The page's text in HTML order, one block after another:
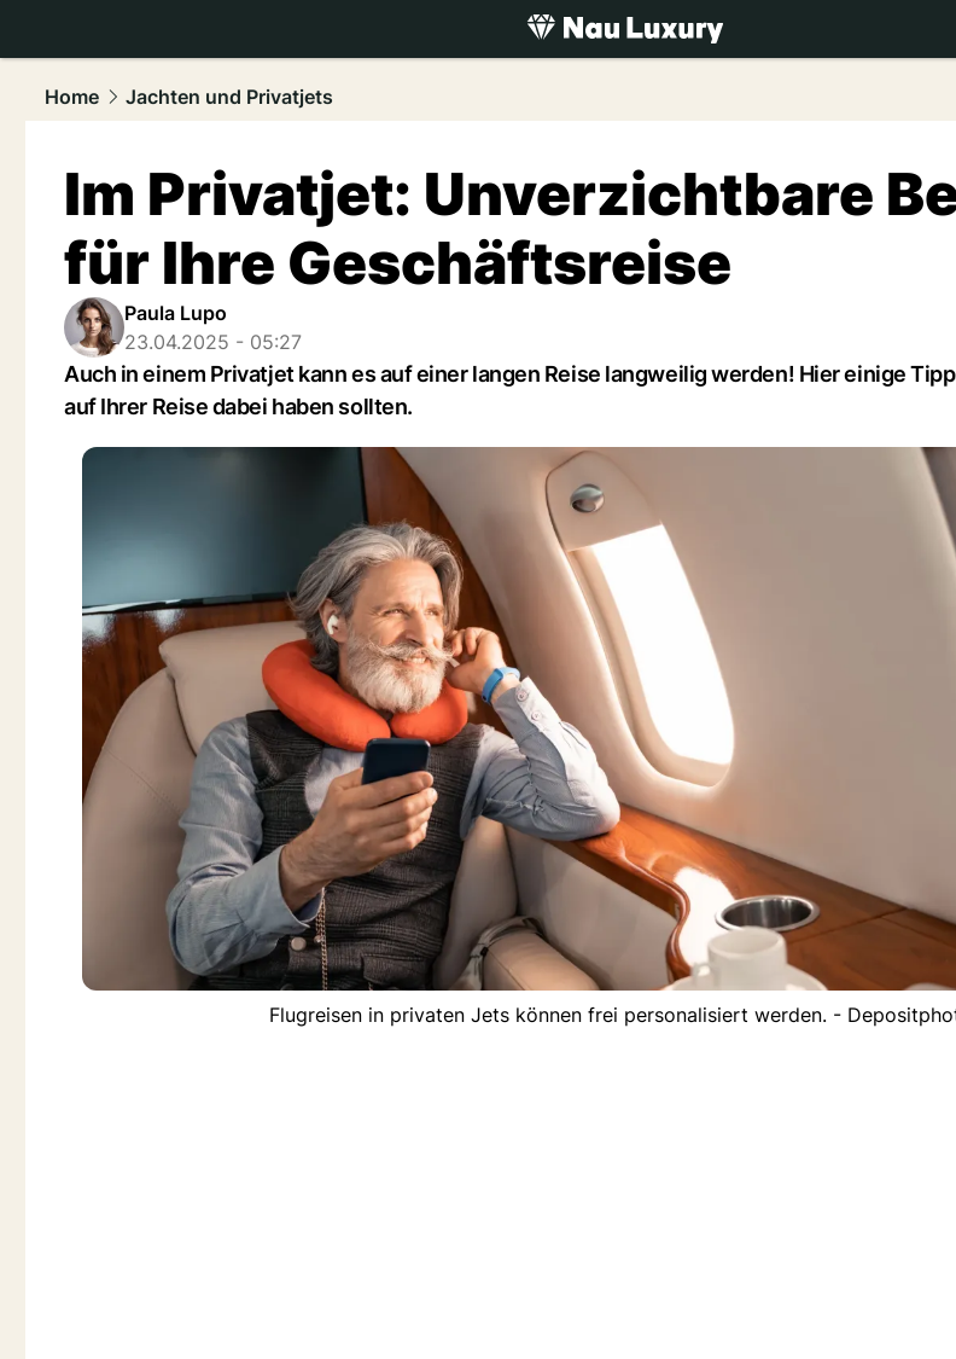
luxury.NAU.ch
Home
Jachten und Privatjets
Im Privatjet: Unverzichtbare
für Ihre Geschäftsreise
Paula Lupo
23.04.2025 - 05:27
Auch in einem Privatjet kann es auf einer langen Reise langweilig werden! Hier einige
auf Ihrer Reise dabei haben sollten.
Flugreisen in privaten Jets können frei personalisiert werden. -